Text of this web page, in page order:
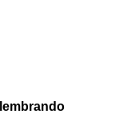
lembrando